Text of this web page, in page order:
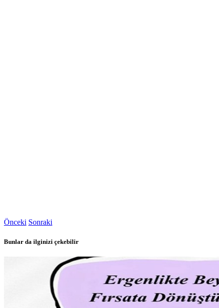
Önceki Sonraki
Bunlar da ilginizi çekebilir